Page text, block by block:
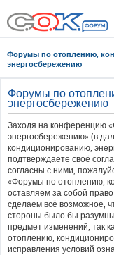
Форумы по отоплению,
энергосбережению
Форумы по
Заходя на конференцию
энергосбережению» (в
кондиционированию,
подтверждаете своё
согласны с ними,
«Форумы по отоплению,
оставляем за собой
сделаем всё возможное,
стороны было бы
предмет изменений, так
отоплению,
исправления условий